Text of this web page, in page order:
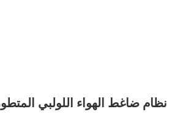
نظام ضاغط الهواء اللولبي